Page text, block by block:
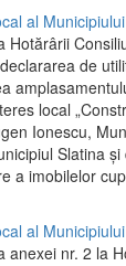
al
Hotărârii
de
local
Ionescu,
Slatina
a imobilelor
al
anexei nr. 2 la